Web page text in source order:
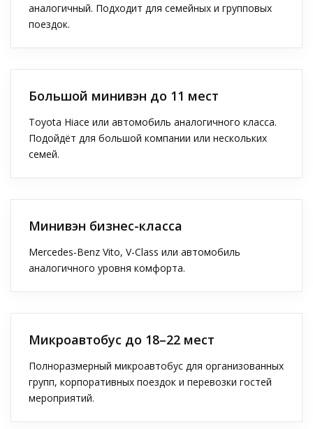
аналогичный. Подходит для семейных и групповых
поездок.
Большой минивэн до 11 мест
Toyota Hiace или автомобиль аналогичного класса.
Подойдёт для большой компании или нескольких
семей.
Минивэн бизнес-класса
Mercedes-Benz Vito, V-Class или автомобиль
аналогичного уровня комфорта.
Микроавтобус до 18–22 мест
Полноразмерный микроавтобус для организованных
групп, корпоративных поездок и перевозки гостей
мероприятий.